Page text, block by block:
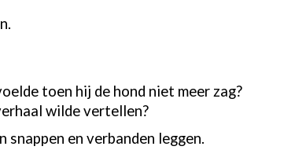
toen hij de hond niet meer zag?
wilde vertellen?
snappen en verbanden leggen.